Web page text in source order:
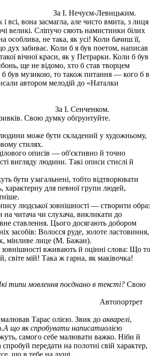
Левицьким.
всі, вона засмагла, але чисто вмита, з лиця
великі. Сліпучо сяють намистинки білих
особлива, не така, як усі! Коли бачиш її,
дух забиває. Коли б я був поетом, написав
вічної краси, як у Петрарки. Коли б був
ще не відомо, хто б став творцем
був музикою, то також питання — кого б в
автором мелодій до «Наталки
Свою думку обґрунтуйте.
може бути складений у художньому,
стилях.
описів — об'єктивно й точно
вигляду людини. Такі описи стислі й
бути узагальнені, тобто відтворювати
характерну для певної групи людей,
людської зовнішності — створити
читача чи слухача, викликати до
ставлення. Цього досягають добором
засобів: Волосся руде, золоте ластовиння,
мінливе лице (М. Бажан).
вживають й оцінні слова: Що то
світе мій! Така ж гарна, як маківочка!
типи мовлення поєднано в тексті? Свою
Тарас олією. Звик до акварелі,
А що як спробувати написатиолією
самого себе малювати важко. Ніби й
передати на полотні свій характер,
що в тебе на душі...